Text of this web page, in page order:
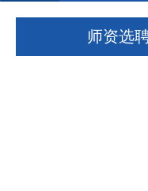
师资选